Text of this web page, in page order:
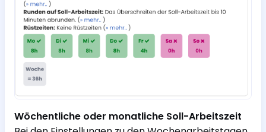
Wöchentliche oder monatliche Soll-Arbeitszeit